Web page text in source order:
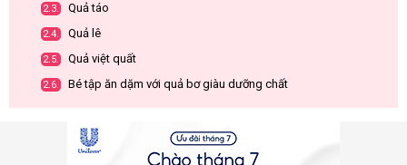
2.3. Quả táo
2.4. Quả lê
2.5. Quả việt quất
2.6. Bé tập ăn dặm với quả bơ giàu dưỡng chất